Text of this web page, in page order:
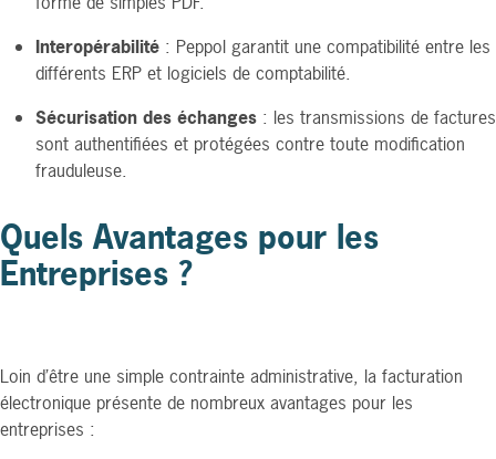
Interopérabilité : Peppol garantit une compatibilité entre les
différents ERP et logiciels de comptabilité.
Sécurisation des échanges : les transmissions de factures
sont authentifiées et protégées contre toute modification
frauduleuse.
Quels Avantages pour les
Entreprises ?
Loin d’être une simple contrainte administrative, la facturation
électronique présente de nombreux avantages pour les
entreprises :